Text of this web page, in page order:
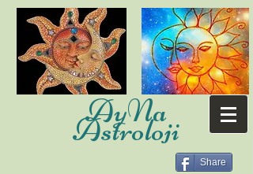
AyNa
Astroloji
Share